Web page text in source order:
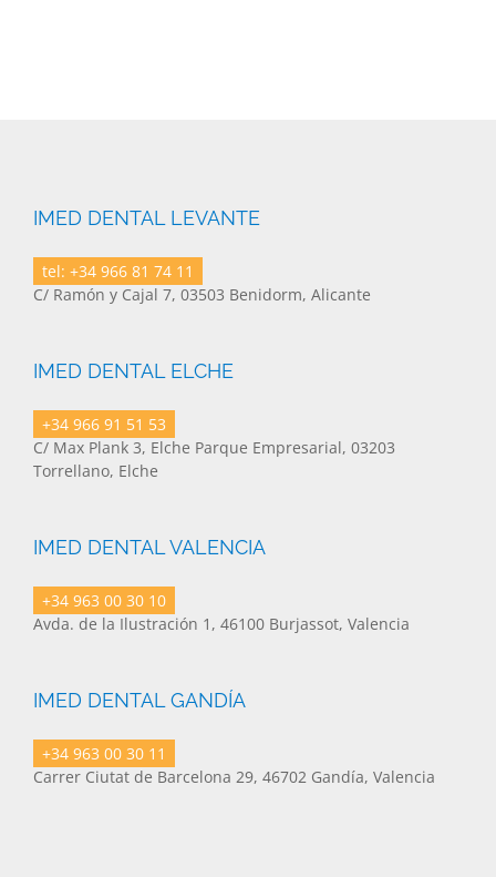
IMED DENTAL LEVANTE
tel: +34 966 81 74 11
C/ Ramón y Cajal 7, 03503 Benidorm, Alicante
IMED DENTAL ELCHE
+34 966 91 51 53
C/ Max Plank 3, Elche Parque Empresarial, 03203
Torrellano, Elche
IMED DENTAL VALENCIA
+34 963 00 30 10
Avda. de la Ilustración 1, 46100 Burjassot, Valencia
IMED DENTAL GANDÍA
+34 963 00 30 11
Carrer Ciutat de Barcelona 29, 46702 Gandía, Valencia